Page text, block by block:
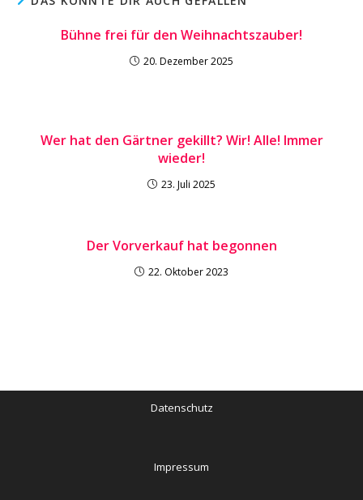
Bühne frei für den Weihnachtszauber!
20. Dezember 2025
Wer hat den Gärtner gekillt? Wir! Alle! Immer
wieder!
23. Juli 2025
Der Vorverkauf hat begonnen
22. Oktober 2023
Datenschutz
Impressum